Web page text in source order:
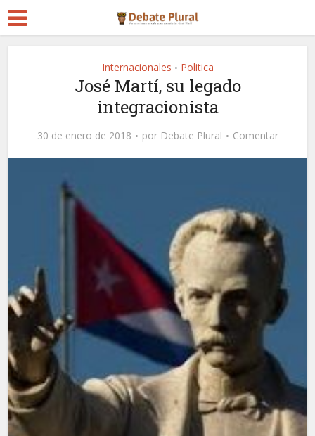
Internacionales • Politica
José Martí, su legado
integracionista
30 de enero de 2018 por Debate Plural Comentar